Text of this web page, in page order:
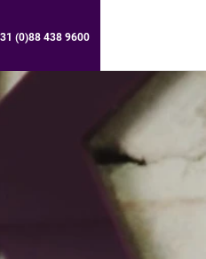
(0)88 438 9600